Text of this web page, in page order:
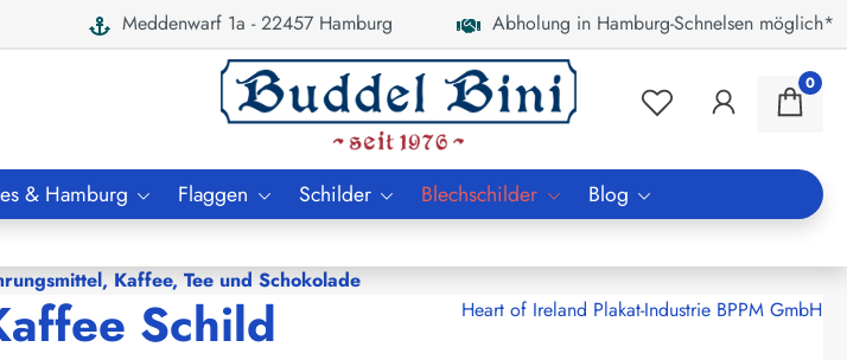
Meddenwarf 1a - 22457 Hamburg Abholung in Hamburg-Schnelsen möglich*
0
& Hamburg Flaggen Schilder Blechschilder Blog
Kaffee, Tee und Schokolade
Schild
Heart of Ireland Plakat-Industrie BPPM GmbH